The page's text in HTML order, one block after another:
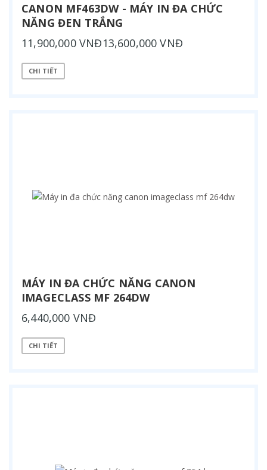
CANON MF463DW - MÁY IN ĐA CHỨC
NĂNG ĐEN TRẮNG
11,900,000 VNĐ13,600,000 VNĐ
CHI TIẾT
MÁY IN ĐA CHỨC NĂNG CANON
IMAGECLASS MF 264DW
6,440,000 VNĐ
CHI TIẾT